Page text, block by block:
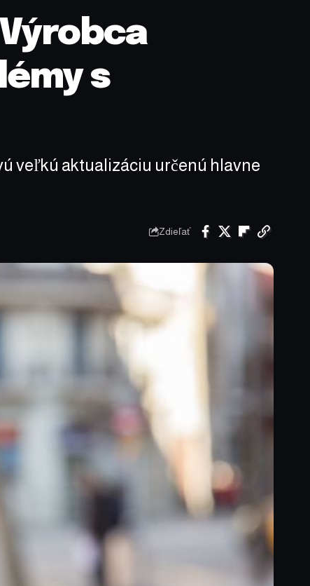
s
veľkú aktualizáciu určenú hlavne
Zdieľať